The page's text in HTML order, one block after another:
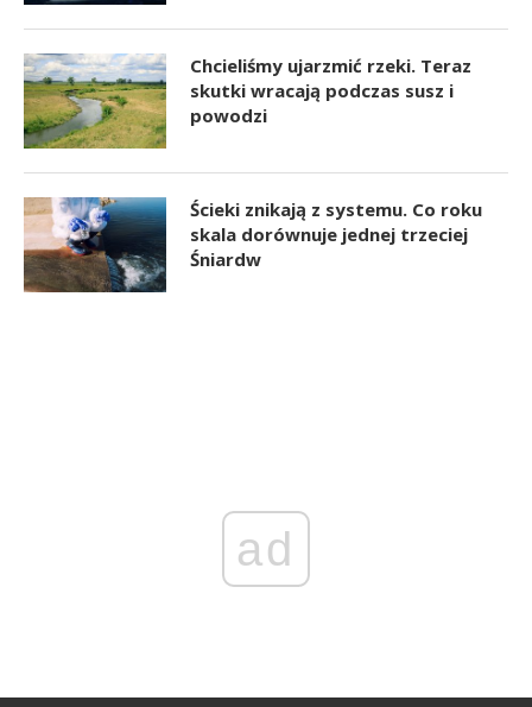
Chcieliśmy ujarzmić rzeki. Teraz
skutki wracają podczas susz i
powodzi
Ścieki znikają z systemu. Co roku
skala dorównuje jednej trzeciej
Śniardw
ad